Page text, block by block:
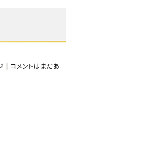
コメントはまだあ